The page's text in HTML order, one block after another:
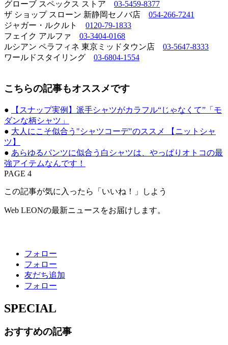
グローブ スペックス ストア 03-5459-8377
ザ ショップ スローン 新静岡セノバ店 054-266-7241
ジャガー・ルクルト 0120-79-1833
フェイク アルファ 03-3404-0168
ルシアン ペラフィネ 東京ミッドタウン店 03-5647-8333
ワールドスタイリング 03-6804-1554
こちらの記事もオススメです
●
【スナップ実例】派手シャツがカラフル“じゃなくて”「モ
ダンな柄シャツ」
● 大人にこそ似合う"シャツコーデ"のススメ 【ニットシャ
ツ】
● あらゆるパンツに似合う白シャツは、やっぱりオトコの最
強アイテムなんです！
PAGE 4
この記事が気に入ったら「いいね！」しよう
Web LEONの最新ニュースをお届けします。
フォロー
フォロー
友だち追加
フォロー
SPECIAL
おすすめの記事